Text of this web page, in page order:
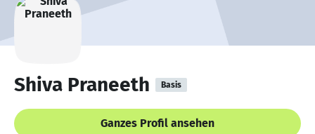
Shiva Praneeth Basis
Ganzes Profil ansehen